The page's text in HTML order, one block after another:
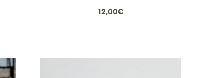
12,00€